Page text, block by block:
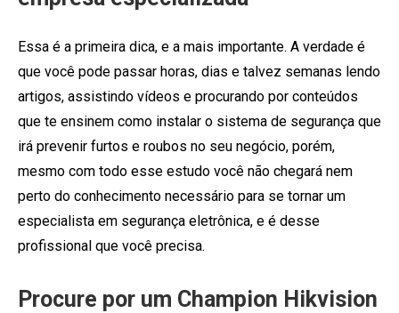
Essa é a primeira dica, e a mais importante. A verdade é
que você pode passar horas, dias e talvez semanas lendo
artigos, assistindo vídeos e procurando por conteúdos
que te ensinem como instalar o sistema de segurança que
irá prevenir furtos e roubos no seu negócio, porém,
mesmo com todo esse estudo você não chegará nem
perto do conhecimento necessário para se tornar um
especialista em segurança eletrônica, e é desse
profissional que você precisa.
Procure por um Champion Hikvision